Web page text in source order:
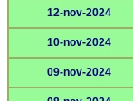
12-nov-2024
10-nov-2024
09-nov-2024